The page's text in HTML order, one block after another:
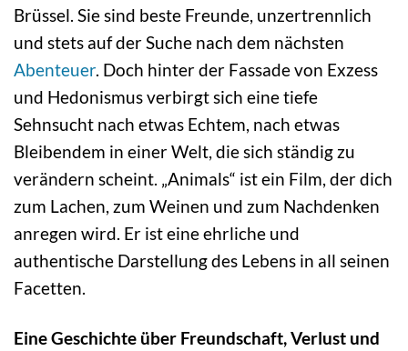
Brüssel. Sie sind beste Freunde, unzertrennlich
und stets auf der Suche nach dem nächsten
Abenteuer. Doch hinter der Fassade von Exzess
und Hedonismus verbirgt sich eine tiefe
Sehnsucht nach etwas Echtem, nach etwas
Bleibendem in einer Welt, die sich ständig zu
verändern scheint. „Animals“ ist ein Film, der dich
zum Lachen, zum Weinen und zum Nachdenken
anregen wird. Er ist eine ehrliche und
authentische Darstellung des Lebens in all seinen
Facetten.
Eine Geschichte über Freundschaft, Verlust und